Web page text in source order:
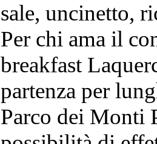
sale, uncinetto,
Per chi ama il
breakfast
partenza per
Parco dei Monti